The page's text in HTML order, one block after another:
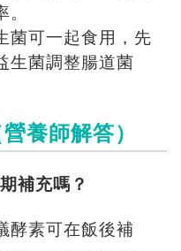
。
菌可一起食用，先
生菌調整腸道菌
養師解答）
補充嗎？
酵素可在飯後補